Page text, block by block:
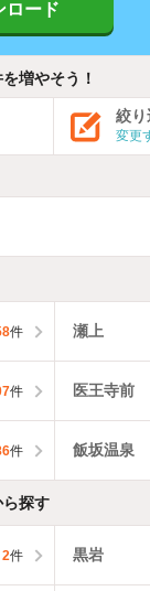
ロード
増やそう！
絞り
変更
件 瀬上
件 医王寺前
件 飯坂温泉
探す
2件 黒岩